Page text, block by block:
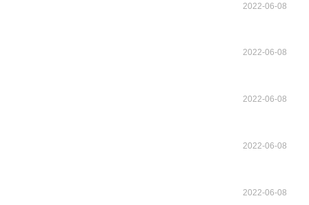
2022-06-08
2022-06-08
2022-06-08
2022-06-08
2022-06-08